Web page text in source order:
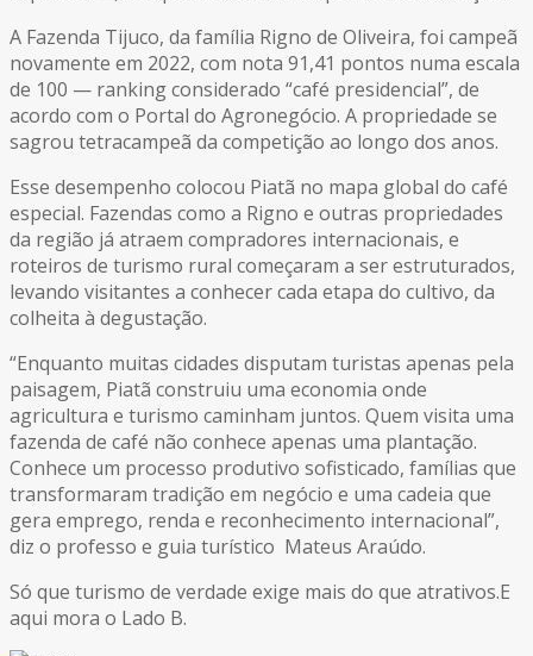
A Fazenda Tijuco, da família Rigno de Oliveira, foi campeã
novamente em 2022, com nota 91,41 pontos numa escala
de 100 — ranking considerado “café presidencial”, de
acordo com o Portal do Agronegócio. A propriedade se
sagrou tetracampeã da competição ao longo dos anos.
Esse desempenho colocou Piatã no mapa global do café
especial. Fazendas como a Rigno e outras propriedades
da região já atraem compradores internacionais, e
roteiros de turismo rural começaram a ser estruturados,
levando visitantes a conhecer cada etapa do cultivo, da
colheita à degustação.
“Enquanto muitas cidades disputam turistas apenas pela
paisagem, Piatã construiu uma economia onde
agricultura e turismo caminham juntos. Quem visita uma
fazenda de café não conhece apenas uma plantação.
Conhece um processo produtivo sofisticado, famílias que
transformaram tradição em negócio e uma cadeia que
gera emprego, renda e reconhecimento internacional”,
diz o professo e guia turístico Mateus Araúdo.
Só que turismo de verdade exige mais do que atrativos.E
aqui mora o Lado B.